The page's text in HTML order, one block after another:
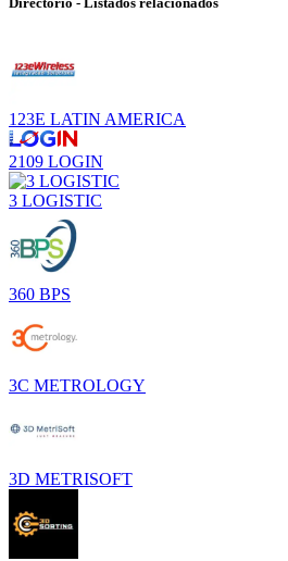
123E LATIN AMERICA
2109 LOGIN
3 LOGISTIC
360 BPS
3C METROLOGY
3D METRISOFT